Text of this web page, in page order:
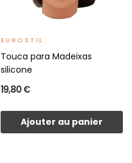
EUROSTIL
Touca para Madeixas
silicone
19,80 €
Ajouter au panier